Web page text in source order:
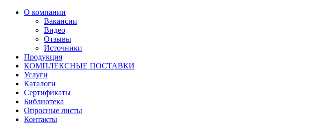
О компании
Вакансии
Видео
Отзывы
Источники
Продукция
КОМПЛЕКСНЫЕ ПОСТАВКИ
Услуги
Каталоги
Сертификаты
Библиотека
Опросные листы
Контакты